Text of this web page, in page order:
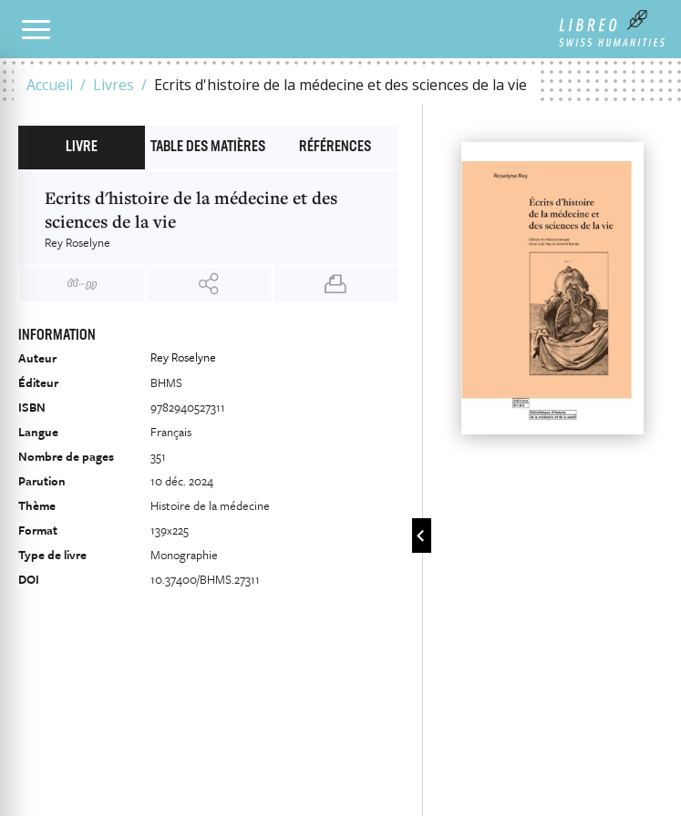
Accueil Livres Ecrits d'histoire de la médecine et des sciences de la vie
NOTRE CATALOGUE
LIVRE TABLE DES MATIÈRES RÉFÉRENCES
Ecrits d'histoire de la médecine et des
sciences de la vie
Rey Roselyne
INFORMATION
Auteur
Rey Roselyne
Éditeur
BHMS
ISBN
9782940527311
Langue
Français
Nombre de pages
351
Parution
10 déc. 2024
Thème
Histoire de la médecine
Format
139x225
Type de livre
Monographie
DOI
10.37400/BHMS.27311